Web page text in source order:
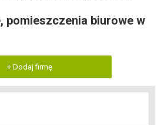
pomieszczenia biurowe w
+ Dodaj firmę